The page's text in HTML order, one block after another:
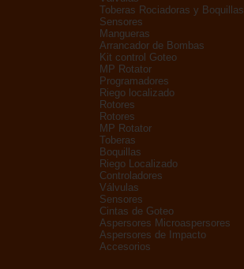
Toberas Rociadoras y Boquillas
Sensores
Mangueras
Arrancador de Bombas
Kit control Goteo
MP Rotator
Programadores
Riego localizado
Rotores
Rotores
MP Rotator
Toberas
Boquillas
Riego Localizado
Controladores
Válvulas
Sensores
Cintas de Goteo
Aspersores Microaspersores
Aspersores de Impacto
Accesorios